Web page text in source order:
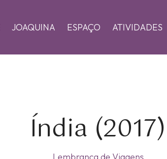
JOAQUINA ESPAÇO ATIVIDADES
Índia (2017)